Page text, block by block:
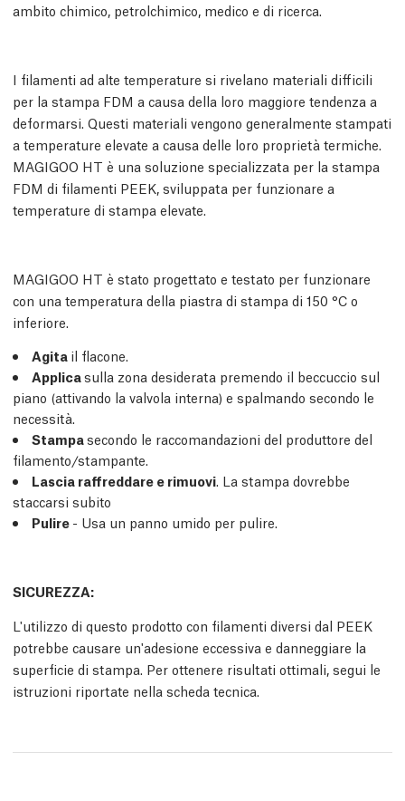
ambito chimico, petrolchimico, medico e di ricerca.
I filamenti ad alte temperature si rivelano materiali difficili
per la stampa FDM a causa della loro maggiore tendenza a
deformarsi. Questi materiali vengono generalmente stampati
a temperature elevate a causa delle loro proprietà termiche.
MAGIGOO HT è una soluzione specializzata per la stampa
FDM di filamenti PEEK, sviluppata per funzionare a
temperature di stampa elevate.
MAGIGOO HT è stato progettato e testato per funzionare
con una temperatura della piastra di stampa di 150 °C o
inferiore.
Agita il flacone.
Applicasulla zona desiderata premendo il beccuccio sul
piano (attivando la valvola interna) e spalmando secondo le
necessità.
Stampasecondo le raccomandazioni del produttore del
filamento/stampante.
Lascia raffreddare e rimuovi. La stampa dovrebbe
staccarsi subito
Pulire - Usa un panno umido per pulire.
SICUREZZA:
L'utilizzo di questo prodotto con filamenti diversi dal PEEK
potrebbe causare un'adesione eccessiva e danneggiare la
superficie di stampa. Per ottenere risultati ottimali, segui le
istruzioni riportate nella scheda tecnica.